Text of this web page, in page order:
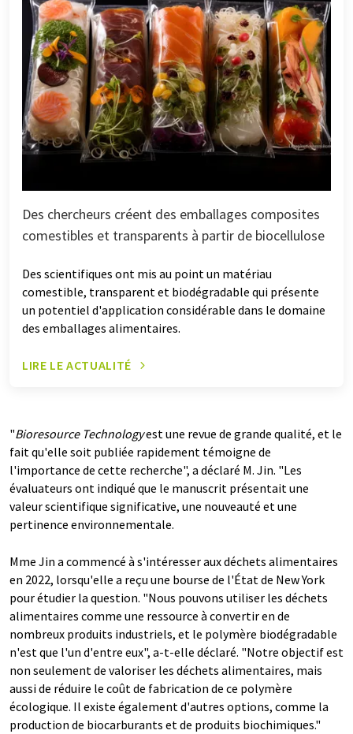
Des chercheurs créent des emballages composites
comestibles et transparents à partir de biocellulose
Des scientifiques ont mis au point un matériau
comestible, transparent et biodégradable qui présente
un potentiel d'application considérable dans le domaine
des emballages alimentaires.
LIRE LE ACTUALITÉ
"Bioresource Technologyest une revue de grande qualité, et le
fait qu'elle soit publiée rapidement témoigne de
l'importance de cette recherche", a déclaré M. Jin. "Les
évaluateurs ont indiqué que le manuscrit présentait une
valeur scientifique significative, une nouveauté et une
pertinence environnementale.
Mme Jin a commencé à s'intéresser aux déchets alimentaires
en 2022, lorsqu'elle a reçu une bourse de l'État de New York
pour étudier la question. "Nous pouvons utiliser les déchets
alimentaires comme une ressource à convertir en de
nombreux produits industriels, et le polymère biodégradable
n'est que l'un d'entre eux", a-t-elle déclaré. "Notre objectif est
non seulement de valoriser les déchets alimentaires, mais
aussi de réduire le coût de fabrication de ce polymère
écologique. Il existe également d'autres options, comme la
production de biocarburants et de produits biochimiques."